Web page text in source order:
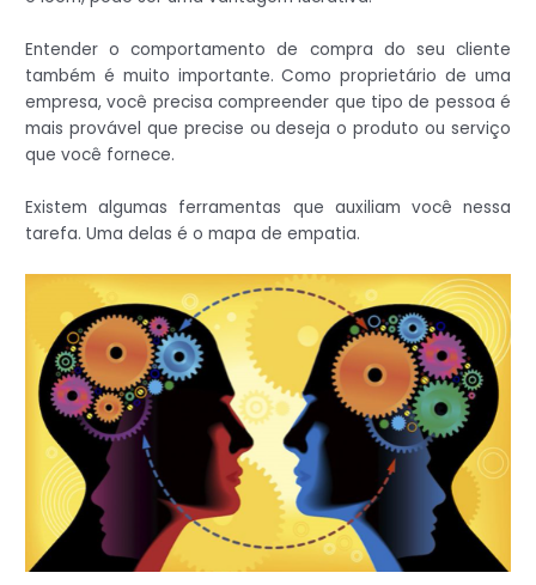
Entender o comportamento de compra do seu cliente
também é muito importante. Como proprietário de uma
empresa, você precisa compreender que tipo de pessoa é
mais provável que precise ou deseja o produto ou serviço
que você fornece.
Existem algumas ferramentas que auxiliam você nessa
tarefa. Uma delas é o mapa de empatia.